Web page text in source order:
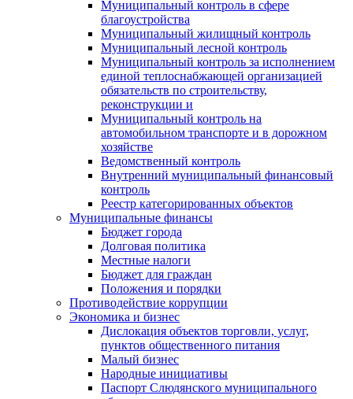
Муниципальный контроль в сфере
благоустройства
Муниципальный жилищный контроль
Муниципальный лесной контроль
Муниципальный контроль за исполнением
единой теплоснабжающей организацией
обязательств по строительству,
реконструкции и
Муниципальный контроль на
автомобильном транспорте и в дорожном
хозяйстве
Ведомственный контроль
Внутренний муниципальный финансовый
контроль
Реестр категорированных объектов
Муниципальные финансы
Бюджет города
Долговая политика
Местные налоги
Бюджет для граждан
Положения и порядки
Противодействие коррупции
Экономика и бизнес
Дислокация объектов торговли, услуг,
пунктов общественного питания
Малый бизнес
Народные инициативы
Паспорт Слюдянского муниципального